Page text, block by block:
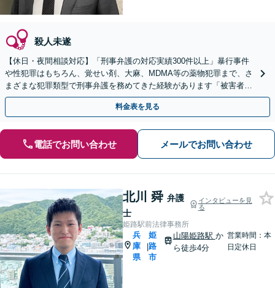
殺人未遂
【休日・夜間相談対応】「刑事弁護の対応実績300件以上」暴行事件
や性犯罪はもちろん、覚せい剤、大麻、MDMA等の薬物犯罪まで、さ
まざまな犯罪類型で刑事弁護を務めてきた経験があります「被害者側
の相談にも対応可」【WEB面談対応】【三宮駅5分】
料金表を見る
電話でお問い合わせ メールでお問い合わせ
北川 舜 弁護
士
インタビューを見
る
姫路駅前法律事務所
兵
庫
県
|
姫
路
市
山陽姫路駅 か
ら徒歩4分
営業時間：本
日定休日